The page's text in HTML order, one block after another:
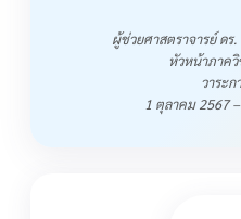
ผู้ช่วยศาสตราจารย์ ด
หัวหน้าภาค
วาระก
1 ตุลาคม 2567